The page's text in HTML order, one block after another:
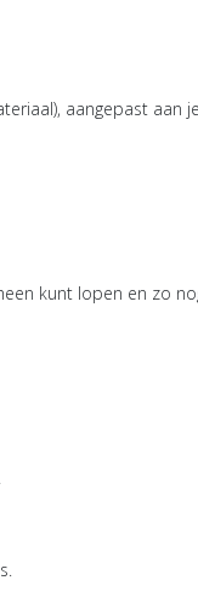
aangepast aan
kunt lopen en zo